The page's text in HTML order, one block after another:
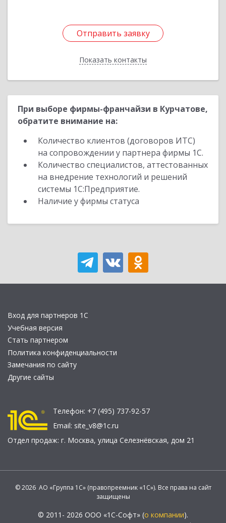
Отправить заявку
Показать контакты
Отправить заявку
Назад
При выборе фирмы-франчайзи в Курчатове,
обратите внимание на:
Количество клиентов (договоров ИТС)
на сопровождении у партнера фирмы 1С.
Количество специалистов, аттестованных
на внедрение технологий и решений
системы 1С:Предприятие.
Наличие у фирмы статуса
Вход для партнеров 1С
Учебная версия
Стать партнером
Политика конфиденциальности
Замечания по сайту
Другие сайты
Телефон: +7 (495) 737-92-57
Email: site_v8@1c.ru
Отдел продаж: г. Москва, улица Селезнёвская, дом 21
© 2026 АО «Группа 1С» (правопреемник «1С»). Все права на сайт
защищены
© 2011- 2026 ООО «1С-Софт» (о компании).